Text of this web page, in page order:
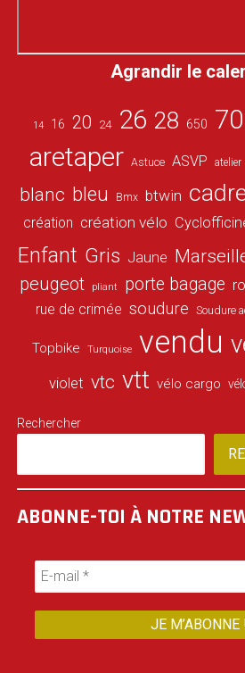
Agrandir le
14 16 20 24 26 28 650
aretaper Astuce ASVP atelier
blanc bleu Bmx btwin
création création vélo
Enfant Gris Jaune
peugeot pliant porte bagage
rue de crimée soudure Soudure
Topbike Turquoise vendu
violet vtc vtt vélo cargo
Rechercher
ABONNE-TOI À NOTRE